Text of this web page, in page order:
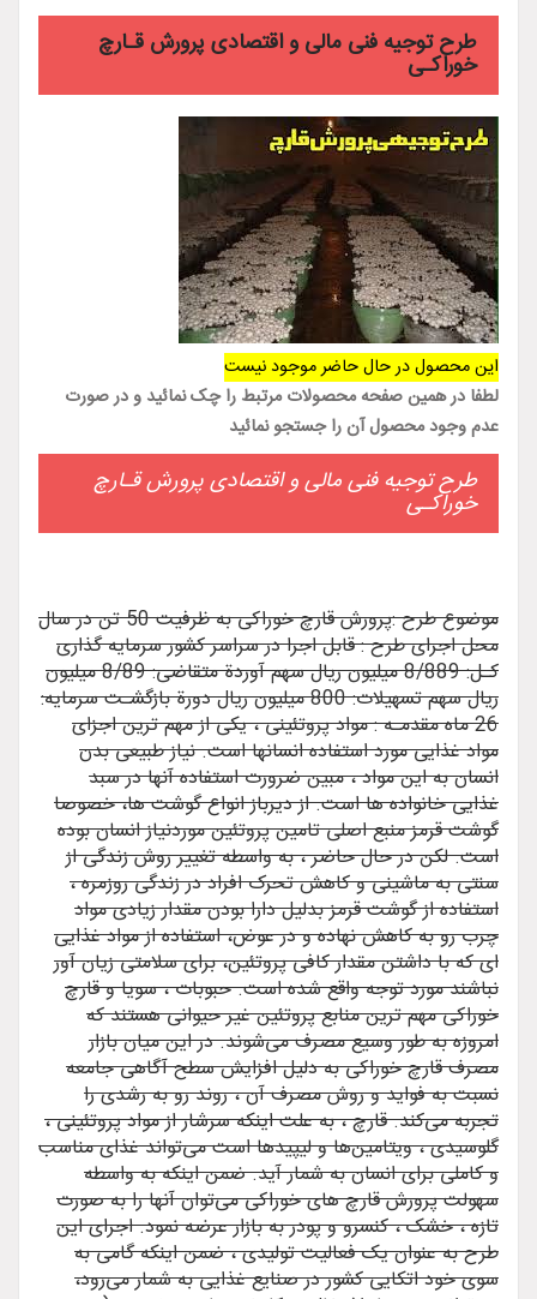
طرح توجیه فنی مالی و اقتصادی پرورش قـارچ
خوراکـی
این محصول در حال حاضر موجود نیست
لطفا در همین صفحه محصولات مرتبط را چک نمائید و در صورت
عدم وجود محصول آن را جستجو نمائید
طرح توجیه فنی مالی و اقتصادی پرورش قـارچ
خوراکـی
موضوع طرح :پرورش قارچ خوراکی به ظرفیت 50 تن در سال
محل اجرای طرح : قابل اجرا در سراسر کشور سرمایه گذاری
کـل: 8/889 میلیون ریال سهم آوردة متقاضی: 8/89 میلیون
ریال سهم تسهیلات: 800 میلیون ریال دورة بازگشـت سرمایه:
26 ماه مقدمـه : مواد پروتئینی ، یکی از مهم ترین اجزای
مواد غذایی مورد استفاده انسانها است. نیاز طبیعی بدن
انسان به این مواد ، مبین ضرورت استفاده آنها در سبد
غذایی خانواده ها است. از دیرباز انواع گوشت ها، خصوصا
گوشت قرمز‌ منبع اصلی تامین پروتئین موردنیاز انسان بوده
است. لکن در حال حاضر ، به واسطه تغییر روش زندگی از
سنتی به ماشینی و کاهش تحرک افراد در زندگی روزمره ،
استفاده از گوشت قرمز بدلیل دارا بودن مقدار زیادی مواد
چرب رو به کاهش نهاده و در عوض، استفاده از مواد غذایی
ای که با داشتن مقدار کافی پروتئین، برای سلامتی زیان آور
نباشند مورد توجه واقع شده است. حبوبات ، سویا و قارچ
خوراکی مهم ترین منابع پروتئین غیر حیوانی هستند که
امروزه به طور وسیع مصرف می‌شوند. در این میان بازار
مصرف قارچ خوراکی به دلیل افزایش سطح آگاهی جامعه
نسبت به فواید و روش مصرف آن ، روند رو به رشدی را
تجربه می‌کند. قارچ ، به علت اینکه سرشار از مواد پروتئینی ،
گلوسیدی ، ویتامین‌ها و لیپیدها است می‌تواند غذای مناسب
و کاملی برای انسان به شمار آید. ضمن اینکه به واسطه
سهولت پرورش قارچ های خوراکی می‌توان آنها را به صورت
تازه ، خشک ، کنسرو و پودر به بازار عرضه نمود. اجرای این
طرح به عنوان یک فعالیت تولیدی ، ضمن اینکه گامی به
سوی خود اتکایی کشور در صنایع غذایی به شمار می‌رود،